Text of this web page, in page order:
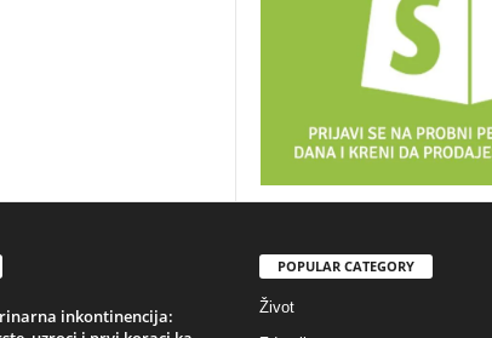
inkontinencija:
POPULAR CATEGORY
Život